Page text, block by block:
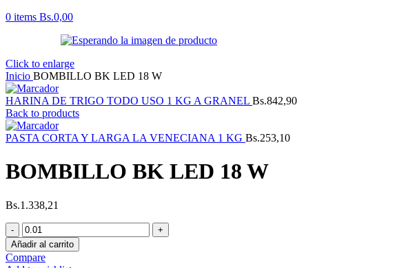
0 items Bs.0,00
Click to enlarge
Inicio BOMBILLO BK LED 18 W
HARINA DE TRIGO TODO USO 1 KG A GRANEL Bs.842,90
Back to products
PASTA CORTA Y LARGA LA VENECIANA 1 KG Bs.253,10
BOMBILLO BK LED 18 W
Bs.1.338,21
BOMBILLO
BK
LED
18
Añadir al carrito
Compare